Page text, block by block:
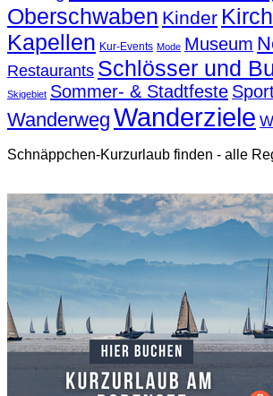
Oberschwaben Kinder
Kapellen Kur-Events Mode Museum
Restaurants Schlösser und
Skigebiet Sommer- & Stadtfeste
Wanderweg Wanderziele
Schnäppchen-Kurzurlaub finden - alle